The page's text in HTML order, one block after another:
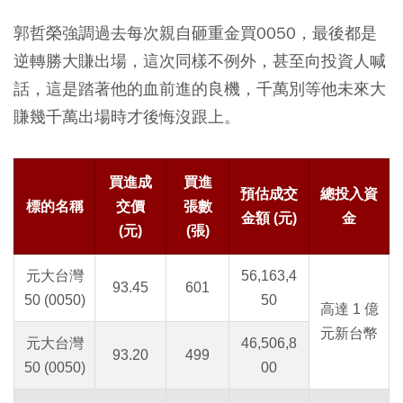
郭哲榮強調過去每次親自砸重金買0050，最後都是
逆轉勝大賺出場，這次同樣不例外，甚至向投資人喊
話，這是踏著他的血前進的良機，千萬別等他未來大
賺幾千萬出場時才後悔沒跟上。
標的名稱
買進成
交價
(元)
買進
張數
(張)
預估成交
金額 (元)
總投入資
金
元大台灣
50 (0050)
93.45 601
56,163,4
50
高達 1 億
元新台幣
元大台灣
50 (0050)
93.20 499
46,506,8
00